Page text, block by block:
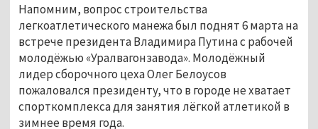
Напомним, вопрос строительства
легкоатлетического манежа был поднят 6 марта на
встрече президента Владимира Путина с рабочей
молодёжью «Уралвагонзавода». Молодёжный
лидер сборочного цеха Олег Белоусов
пожаловался президенту, что в городе не хватает
спорткомплекса для занятия лёгкой атлетикой в
зимнее время года.